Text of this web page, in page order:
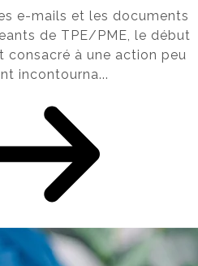
e-mails et les documents
de TPE/PME, le début
consacré à une action peu
incontourna...